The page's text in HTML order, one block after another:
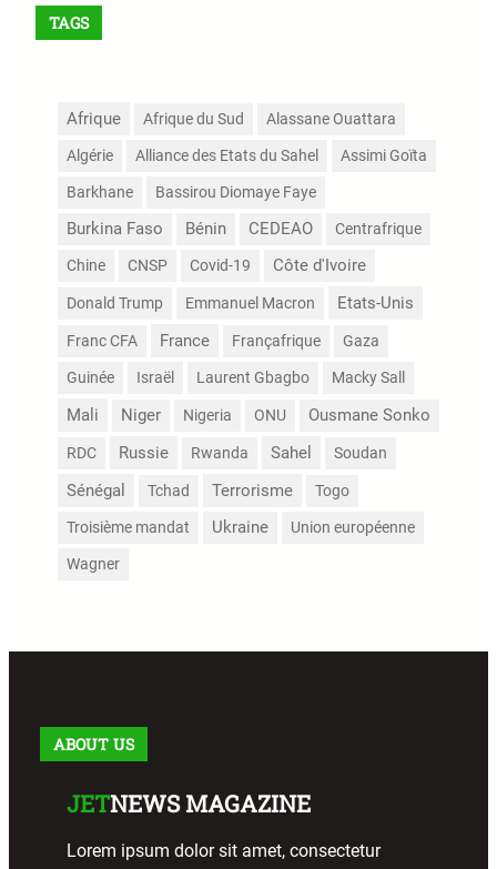
TAGS
Afrique Afrique du Sud Alassane Ouattara
Algérie Alliance des Etats du Sahel Assimi Goïta
Barkhane Bassirou Diomaye Faye
Burkina Faso Bénin CEDEAO Centrafrique
Chine CNSP Covid-19 Côte d'Ivoire
Donald Trump Emmanuel Macron Etats-Unis
Franc CFA France Françafrique Gaza
Guinée Israël Laurent Gbagbo Macky Sall
Mali Niger Nigeria ONU Ousmane Sonko
RDC Russie Rwanda Sahel Soudan
Sénégal Tchad Terrorisme Togo
Troisième mandat Ukraine Union européenne
Wagner
ABOUT US
JETNEWS MAGAZINE
Lorem ipsum dolor sit amet, consectetur